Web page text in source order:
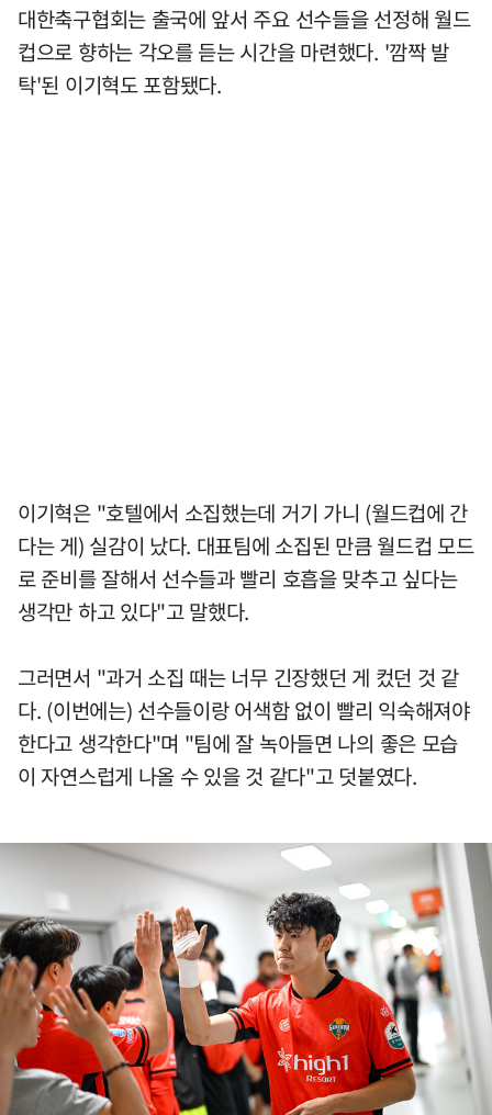
대한축구협회는 출국에 앞서 주요 선수들을 선정해 월드
컵으로 향하는 각오를 듣는 시간을 마련했다. '깜짝 발
탁'된 이기혁도 포함됐다.
이기혁은 "호텔에서 소집했는데 거기 가니 (월드컵에 간
다는 게) 실감이 났다. 대표팀에 소집된 만큼 월드컵 모드
로 준비를 잘해서 선수들과 빨리 호흡을 맞추고 싶다는
생각만 하고 있다"고 말했다.
그러면서 "과거 소집 때는 너무 긴장했던 게 컸던 것 같
다. (이번에는) 선수들이랑 어색함 없이 빨리 익숙해져야
한다고 생각한다"며 "팀에 잘 녹아들면 나의 좋은 모습
이 자연스럽게 나올 수 있을 것 같다"고 덧붙였다.